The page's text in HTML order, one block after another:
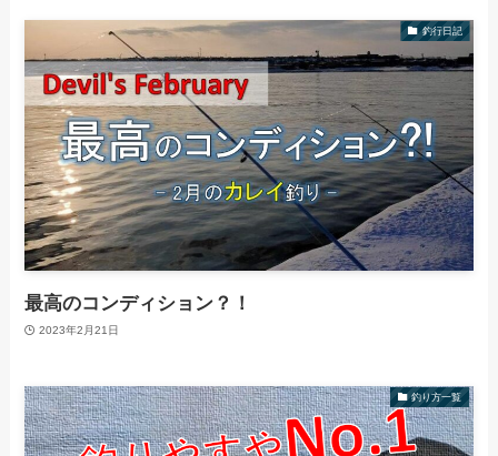
釣行日記
最高のコンディション？！
2023年2月21日
釣り方一覧